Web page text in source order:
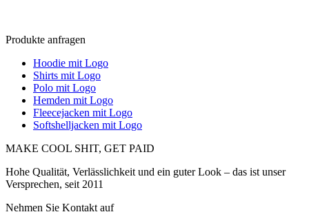
Produkte anfragen
Hoodie mit Logo
Shirts mit Logo
Polo mit Logo
Hemden mit Logo
Fleecejacken mit Logo
Softshelljacken mit Logo
MAKE COOL SHIT, GET PAID
Hohe Qualität, Verlässlichkeit und ein guter Look – das ist unser
Versprechen, seit 2011
Nehmen Sie Kontakt auf